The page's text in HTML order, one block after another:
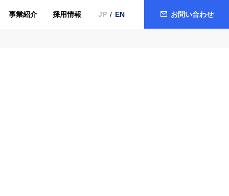
事業紹介 採用情報 JP EN お問い合わせ